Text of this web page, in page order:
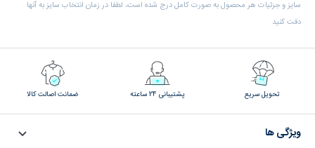
سایز و جزئیات هر محصول به صورت کامل درج شده است، لطفا در زمان انتخاب سایز به آنها
دقت کنید
تحویل سریع پشتیبانی 24 ساعته ضمانت اصالت کالا
ویژگی ها